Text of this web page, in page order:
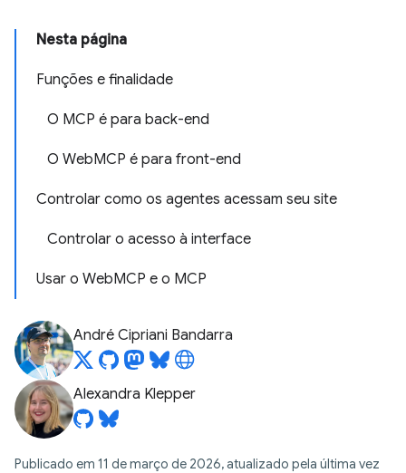
Nesta página
Funções e finalidade
O MCP é para back-end
O WebMCP é para front-end
Controlar como os agentes acessam seu site
Controlar o acesso à interface
Usar o WebMCP e o MCP
André Cipriani Bandarra
Alexandra Klepper
Publicado em 11 de março de 2026, atualizado pela última vez